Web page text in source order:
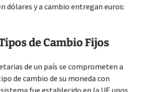
dólares y a cambio entregan euros:
de Cambio Fijos
de un país se comprometen a
de cambio de su moneda con
fue establecido en la UE unos